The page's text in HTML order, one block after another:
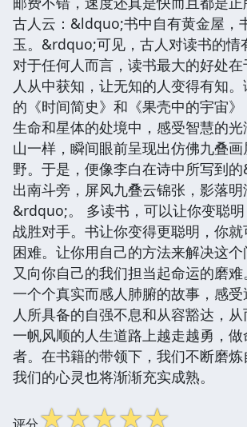
古人云：&ldquo;书中自有黄金屋，
玉。&rdquo;可见，古人对读书的情
对于任何人而言，读书最大的好处
人从中获知，让无知的人变得有知
的《时间简史》和《果壳中的宇宙》
生命和星体的处境中，感受智慧的
山一样，瞬间眼前呈现出仿佛九叠
野。于是，便像李白在诗中所写到
出南斗旁，屏风九叠云锦张，影落
&rdquo;。 多读书，可以让你变聪
战胜对手。书让你变得更聪明，你
困难。让你用自己的方法来解决这
又向你自己的我们担当起命运的磨
一个个真实而感人肺腑的故事，感
人所具备的自强不息和从容豁达，
一帆风顺的人生道路上越走越勇，
者。在书籍的带领下，我们不断磨
我们的心灵也将渐渐充实成熟。
☆☆☆☆☆